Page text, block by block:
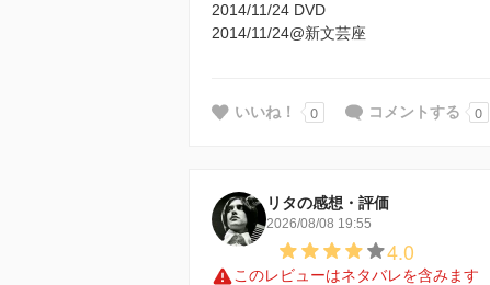
2014/11/24 DVD
2014/11/24@新文芸座
いいね！ 0 コメントする 0
リタの感想・評価
2026/08/08 19:55
4.0
このレビューはネタバレを含みます